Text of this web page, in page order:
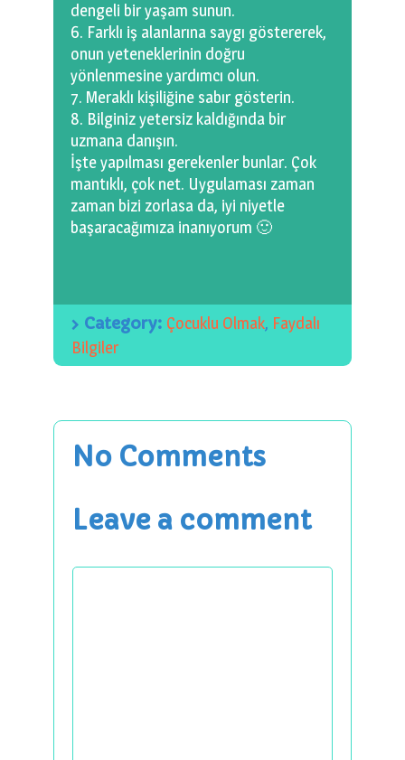
dengeli bir yaşam sunun.
Farklı iş alanlarına saygı göstererek,
onun yeteneklerinin doğru
yönlenmesine yardımcı olun.
Meraklı kişiliğine sabır gösterin.
Bilginiz yetersiz kaldığında bir
uzmana danışın.
İşte yapılması gerekenler bunlar. Çok
mantıklı, çok net. Uygulaması zaman
zaman bizi zorlasa da, iyi niyetle
başaracağımıza inanıyorum 🙂
Category: Çocuklu Olmak, Faydalı
Bilgiler
No Comments
Leave a comment